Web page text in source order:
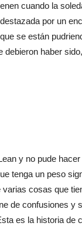
cuando la
por un
se están
debieron haber
y no pude
tenga un peso
cosas que
de confusiones y
es la historia de